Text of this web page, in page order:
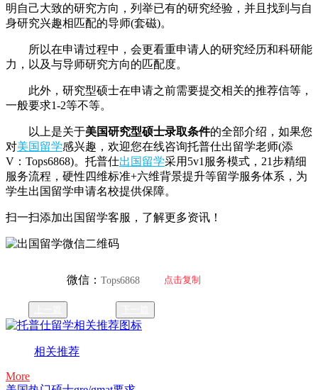
明自己大致的研究方向，列举已有的研究经验，并且找到与自
身研究兴趣相匹配的导师(套磁)。
所以在申请过程中，会更看重申请人的研究经历和科研能
力，以及与导师研究方向的匹配度。
此外，研究型硕士在申请之前需要提交相关的推荐信等，
一般要求1-2等不等。
以上是关于美国研究型硕士录取条件的全部介绍，如果您
对美国留学感兴趣，欢迎您在线咨询托普仕出留学老师(添
V：Tops6868)。托普仕出国留学采用5v1服务模式，21步精细
服务流程，硬性四维标准+六维背景提升等留学服务体系，为
学生出国留学申请名校提供保障。
扫一扫添加出国留学客服，了解更多资讯！
微信：Tops6868 点击复制
相关推荐
More